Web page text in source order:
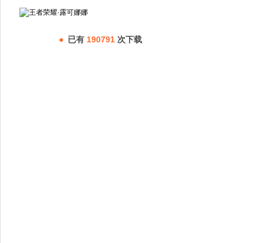
已有 190791 次下载